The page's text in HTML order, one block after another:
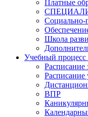
Платные
Социально-
Школа
Учебный процесс
Расписание
Расписание
ВПР